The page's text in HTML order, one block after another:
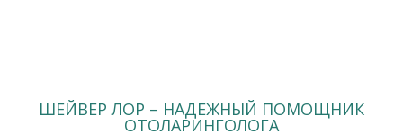
ШЕЙВЕР ЛОР – НАДЕЖНЫЙ ПОМОЩНИК
ОТОЛАРИНГОЛОГА